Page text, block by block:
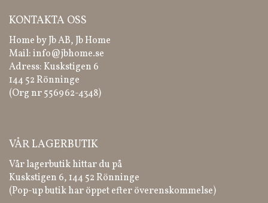
KONTAKTA OSS
Home by Jb AB, Jb Home
Mail:info@jbhome.se
Adress: Kuskstigen 6
144 52 Rönninge
(Org nr 556962-4348)
VÅR LAGERBUTIK
Vår lagerbutik hittar du på
Kuskstigen 6, 144 52 Rönninge
(Pop-up butik har öppet efter överenskommelse)